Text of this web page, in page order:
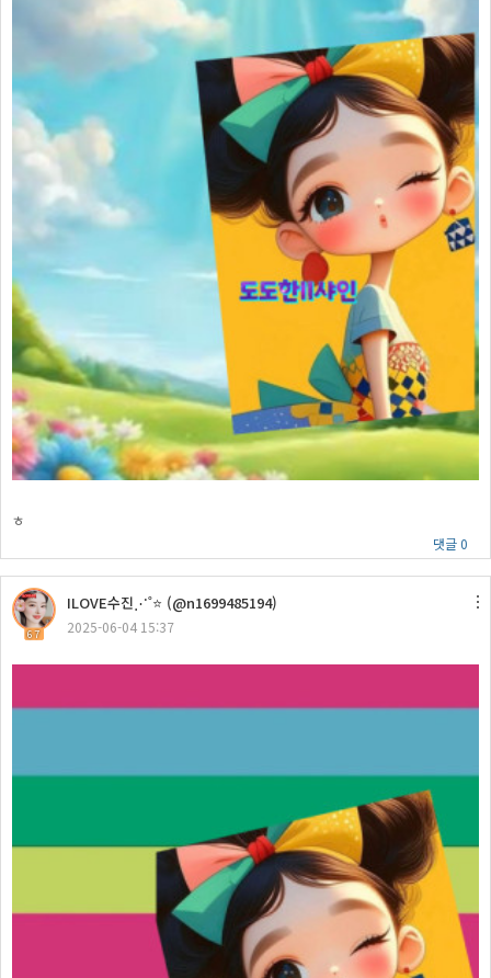
ㅎ
댓글 0
67
ILOVE수진⋰˚⭐ (@n1699485194)
2025-06-04 15:37